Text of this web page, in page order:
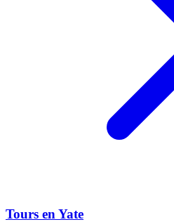
Tours en Yate